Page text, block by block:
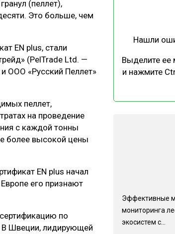
ОТРАСЛЕВАЯ ДИСКУССИЯ
КАЛЕНДАРЬ ВЫСТАВОК
(пеллет),
Это больше, чем
EN plus, стали
(PelTrade Ltd. —
ООО «Русский Пеллет»
пеллет,
на проведение
с каждой тонны
более высокой цены
EN plus начал
его признают
по
В Швеции, лидирующей
Нашли
Выделите
и нажмите
Эффективные
мониторинга
экосистем с...